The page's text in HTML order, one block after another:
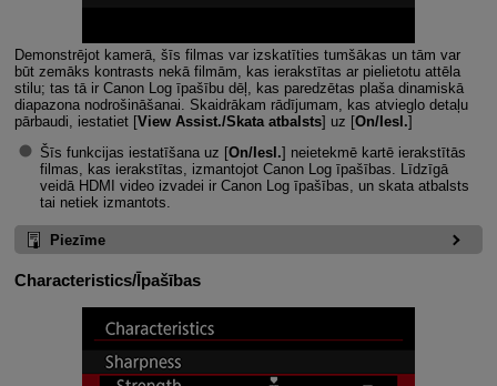
Demonstrējot kamerā, šīs filmas var izskatīties tumšākas un tām var
būt zemāks kontrasts nekā filmām, kas ierakstītas ar pielietotu attēla
stilu; tas tā ir Canon Log īpašību dēļ, kas paredzētas plaša dinamiskā
diapazona nodrošināšanai. Skaidrākam rādījumam, kas atvieglo detaļu
pārbaudi, iestatiet [View Assist./Skata atbalsts] uz [On/Iesl.]
Šīs funkcijas iestatīšana uz [On/Iesl.] neietekmē kartē ierakstītās
filmas, kas ierakstītas, izmantojot Canon Log īpašības. Līdzīgā
veidā HDMI video izvadei ir Canon Log īpašības, un skata atbalsts
tai netiek izmantots.
Piezīme
Characteristics/Īpašības